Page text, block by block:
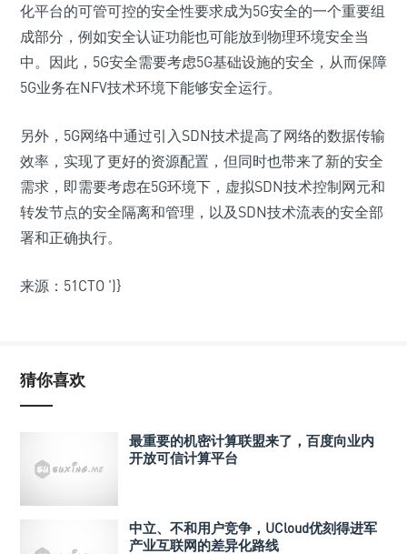
化平台的可管可控的安全性要求成为5G安全的一个重要组
成部分，例如安全认证功能也可能放到物理环境安全当
中。因此，5G安全需要考虑5G基础设施的安全，从而保障
5G业务在NFV技术环境下能够安全运行。
另外，5G网络中通过引入SDN技术提高了网络的数据传输
效率，实现了更好的资源配置，但同时也带来了新的安全
需求，即需要考虑在5G环境下，虚拟SDN技术控制网元和
转发节点的安全隔离和管理，以及SDN技术流表的安全部
署和正确执行。
来源：51CTO ')}
猜你喜欢
最重要的机密计算联盟来了，百度向业内
开放可信计算平台
中立、不和用户竞争，UCloud优刻得进军
产业互联网的差异化路线